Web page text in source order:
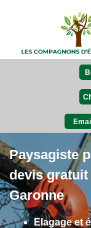
Paysagiste
devis gratuit
Garonne
Elagage et